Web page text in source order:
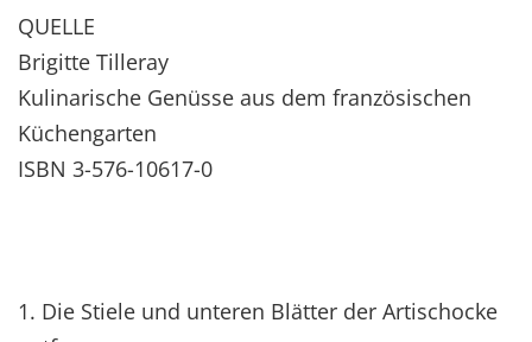
QUELLE
Brigitte Tilleray
Kulinarische Genüsse aus dem französischen
Küchengarten
ISBN 3-576-10617-0
1. Die Stiele und unteren Blätter der Artischocke